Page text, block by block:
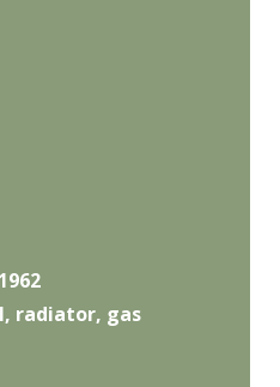
1962
, radiator, gas